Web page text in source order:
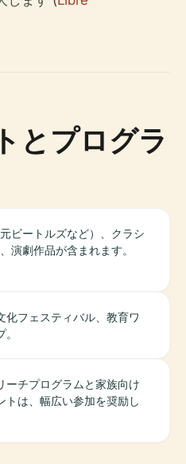
とプログラ
ビートルズなど）、クラシ
演劇作品が含まれます。
化フェスティバル、教育ワ
ーチプログラムと家族向け
トは、幅広い参加を奨励し